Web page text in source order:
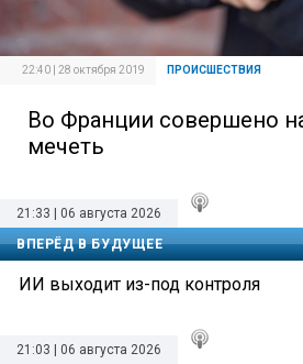
22:40 | 28 октября 2019 ПРОИСШЕСТВИЯ
Во Франции совершено
мечеть
21:33 | 06 августа 2026
ВПЕРЁД В БУДУЩЕЕ
ИИ выходит из-под контроля
21:03 | 06 августа 2026